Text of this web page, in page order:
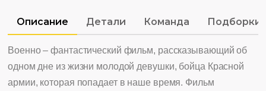
Описание Детали Команда Подборки
Военно – фантастический фильм, рассказывающий об
одном дне из жизни молодой девушки, бойца Красной
армии, которая попадает в наше время. Фильм